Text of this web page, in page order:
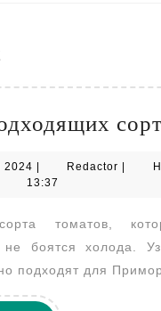
2024 21
октября
Redactor
13:37
боятся холода.
подходят для